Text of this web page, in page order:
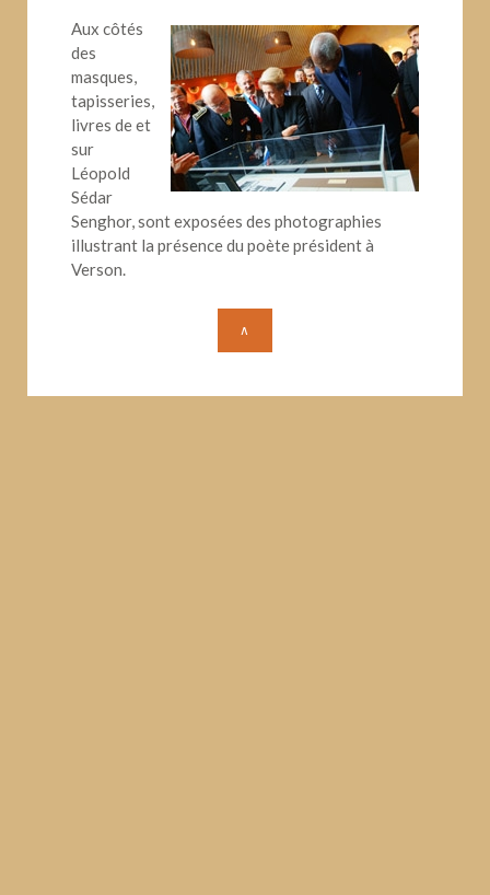
Aux côtés
des
masques,
tapisseries,
livres de et
sur
Léopold
Sédar
Senghor, sont exposées des photographies
illustrant la présence du poète président à
Verson.
∧